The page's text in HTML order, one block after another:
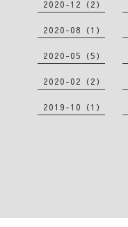
2020-12（2）
2020-08（1）
2020-05（5）
2020-02（2）
2019-10（1）